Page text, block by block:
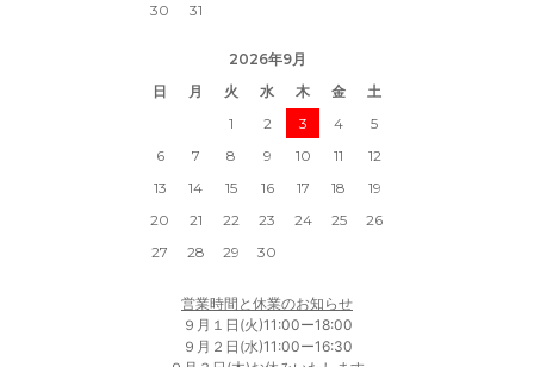
30
31
2026年9月
日
月 火 水 木 金
土
1
2 3 4
5
6
7 8 9 10 11
12
13
14 15 16 17 18
19
20
21 22 23 24 25
26
27
28 29 30
営業時間と休業のお知らせ
９月１日(火)11:00ー18:00
９月２日(水)11:00ー16:30